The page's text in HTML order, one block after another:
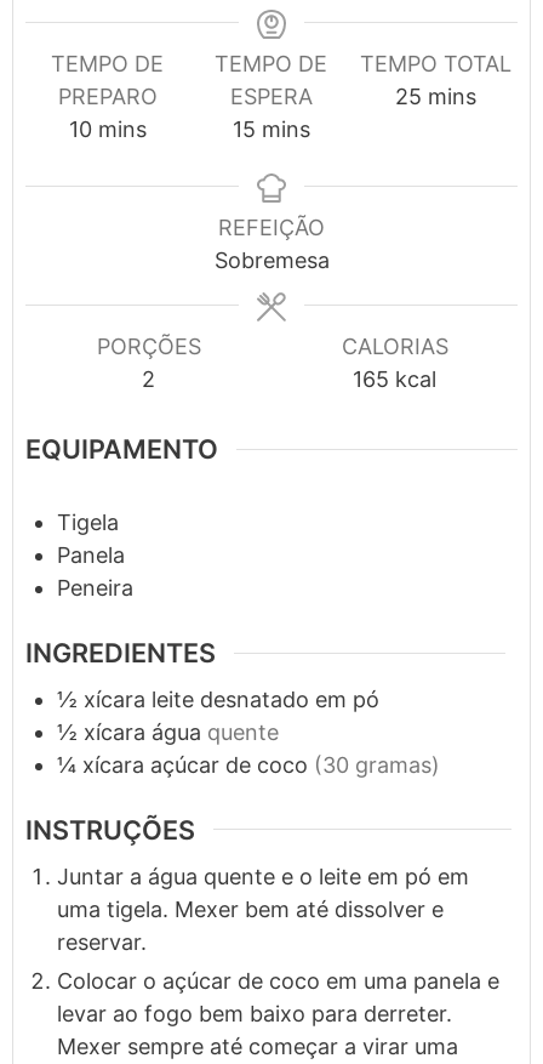
TEMPO DE
PREPARO
10minutes
mins
TEMPO DE
ESPERA
15minutes
mins
TEMPO TOTAL
25minutes
mins
REFEIÇÃO
Sobremesa
PORÇÕES
2
CALORIAS
165 kcal
EQUIPAMENTO
Tigela
Panela
Peneira
INGREDIENTES
½ xícara leite desnatado em pó
½ xícara água quente
¼ xícara açúcar de coco (30 gramas)
INSTRUÇÕES
Juntar a água quente e o leite em pó em
uma tigela. Mexer bem até dissolver e
reservar.
Colocar o açúcar de coco em uma panela e
levar ao fogo bem baixo para derreter.
Mexer sempre até começar a virar uma